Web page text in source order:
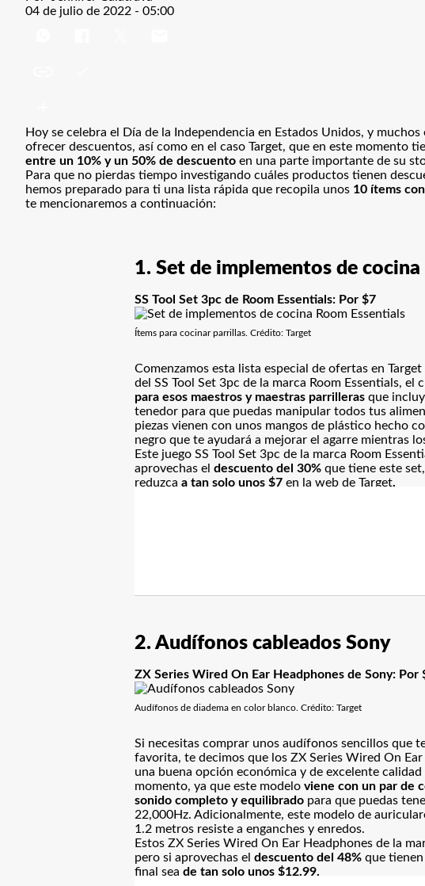
04 de julio de 2022 - 05:00
Hoy se celebra el Día de la Independencia en Estados Unidos, y muchos
ofrecer descuentos, así como en el caso Target, que en este momento
entre un 10% y un 50% de descuento en una parte importante de su
Para que no pierdas tiempo investigando cuáles productos tienen
hemos preparado para ti una lista rápida que recopila unos 10 ítems
te mencionaremos a continuación:
1. Set de implementos de cocina
SS Tool Set 3pc de Room Essentials: Por $7
Ítems para cocinar parrillas. Crédito: Target
Comenzamos esta lista especial de ofertas en
del SS Tool Set 3pc de la marca Room Essentials, el
para esos maestros y maestras parrillerasque
tenedor para que puedas manipular todos tus
piezas vienen con unos mangos de plástico hecho
negro que te ayudará a mejorar el agarre mientras
Este juego SS Tool Set 3pc de la marca Room
aprovechas el descuento del 30%que tiene este
reduzca a tan solo unos $7 en la web de Target.
2. Audífonos cableados Sony
ZX Series Wired On Ear Headphones de Sony: Por
Audífonos de diadema en color blanco. Crédito: Target
Si necesitas comprar unos audífonos sencillos que
favorita, te decimos que los ZX Series Wired On
una buena opción económica y de excelente
momento, ya que este modelo viene con un par de
sonido completo y equilibradopara que puedas
22,000Hz. Adicionalmente, este modelo de
1.2 metros resiste a enganches y enredos.
Estos ZX Series Wired On Ear Headphones de la
pero si aprovechas el descuento del 48%que tienen
final sea de tan solo unos $12.99.